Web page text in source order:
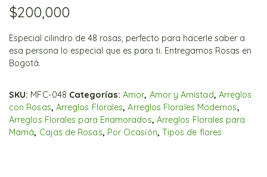
$200,000
Especial cilindro de 48 rosas, perfecto para hacerle saber a
esa persona lo especial que es para ti. Entregamos Rosas en
Bogotá.
SKU: MFC-048 Categorías:Amor, Amor y Amistad, Arreglos
con Rosas, Arreglos Florales,Arreglos Florales Modernos,
Arreglos Florales para Enamorados, Arreglos Florales para
Mamá, Cajas de Rosas, Por Ocasión, Tipos de flores